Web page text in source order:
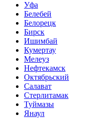
Уфа
Белебей
Белорецк
Бирск
Ишимбай
Кумертау
Мелеуз
Нефтекамск
Октябрьский
Салават
Стерлитамак
Туймазы
Янаул